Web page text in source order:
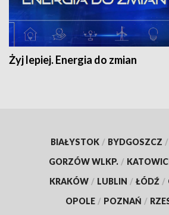
Żyj lepiej. Energia do zmian
BIAŁYSTOK / BYDGOSZCZ /
GORZÓW WLKP. /
KRAKÓW / LUBLIN / ŁÓDŹ /
OPOLE / POZNAŃ /